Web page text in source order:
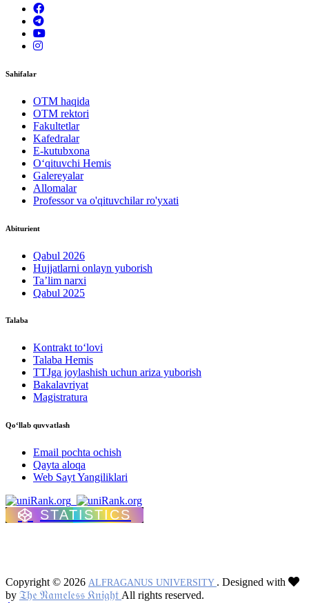
Sahifalar
OTM haqida
OTM rektori
Fakultetlar
Kafedralar
E-kutubxona
O‘qituvchi Hemis
Galereyalar
Allomalar
Professor va o'qituvchilar ro'yxati
Abiturient
Qabul 2026
Hujjatlarni onlayn yuborish
Ta’lim narxi
Qabul 2025
Talaba
Kontrakt to‘lovі
Talaba Hemis
TTJga joylashish uchun ariza yuborish
Bakalavriyat
Magistratura
Qo‘llab quvvatlash
Email pochta ochish
Qayta aloqa
Web Sayt Yangiliklari
STATISTICS
Copyright © 2026 ALFRAGANUS UNIVERSITY . Designed with
by 𝔗𝔥𝔢 𝔑𝔞𝔪𝔢𝔩𝔢𝔰𝔰 𝔎𝔫𝔦𝔤𝔥𝔱 All rights reserved.